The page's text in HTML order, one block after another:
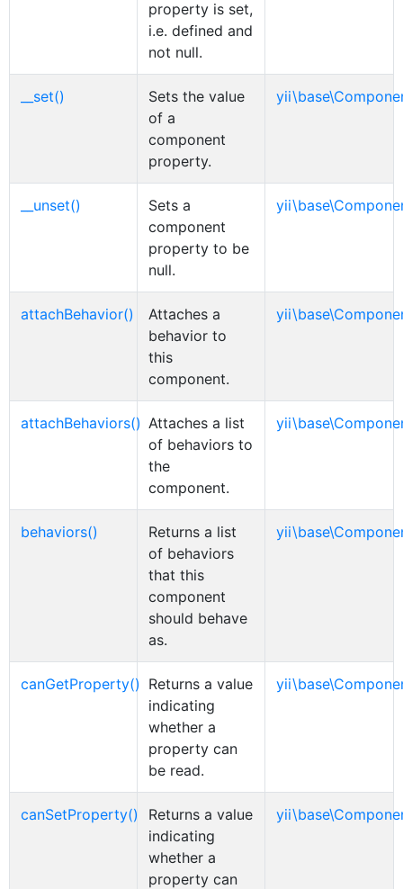
property is set,
i.e. defined and
not null.
__set()
Sets the value
of a
component
property.
__unset()
Sets a
component
property to be
null.
attachBehavior()
Attaches a
behavior to
this
component.
attachBehaviors() Attaches a list
of behaviors to
the
component.
behaviors()
Returns a list
of behaviors
that this
component
should behave
as.
canGetProperty() Returns a value
indicating
whether a
property can
be read.
canSetProperty()
Returns a value
indicating
whether a
property can